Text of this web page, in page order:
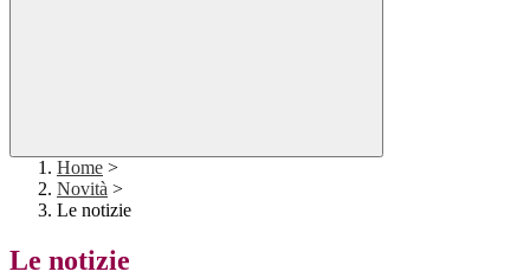
Home >
Novità >
Le notizie
Le notizie